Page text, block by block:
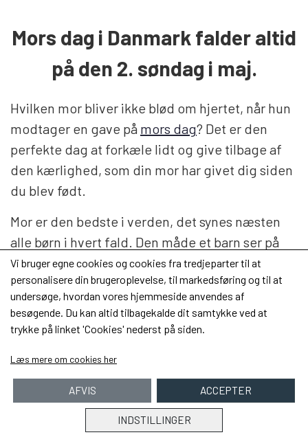
Mors dag i Danmark falder altid
på den 2. søndag i maj.
Hvilken mor bliver ikke blød om hjertet, når hun
modtager en gave på mors dag? Det er den
perfekte dag at forkæle lidt og give tilbage af
den kærlighed, som din mor har givet dig siden
du blev født.
Mor er den bedste i verden, det synes næsten
alle børn i hvert fald. Den måde et barn ser på
sin mor på er noget helt unikt. I barnets øjne er
mor fejlfri, smuk og god.
Efterhånden som vi bliver voksne, får vores
eget hjem og partner og måske vores egne
børn, går det op for os, at mor måske alligevel
ikke var fejlfri. Men hun var et menneske, der
gjorde sit bedste og elskede sine børn, sådan
som kun en mor kan. Så derfor synes du
Vi bruger egne cookies og cookies fra tredjeparter til at
personalisere din brugeroplevelse, til markedsføring og til at
undersøge, hvordan vores hjemmeside anvendes af
besøgende. Du kan altid tilbagekalde dit samtykke ved at
trykke på linket 'Cookies' nederst på siden.
Læs mere om cookies her
INDSTILLINGER
AFVIS ACCEPTER